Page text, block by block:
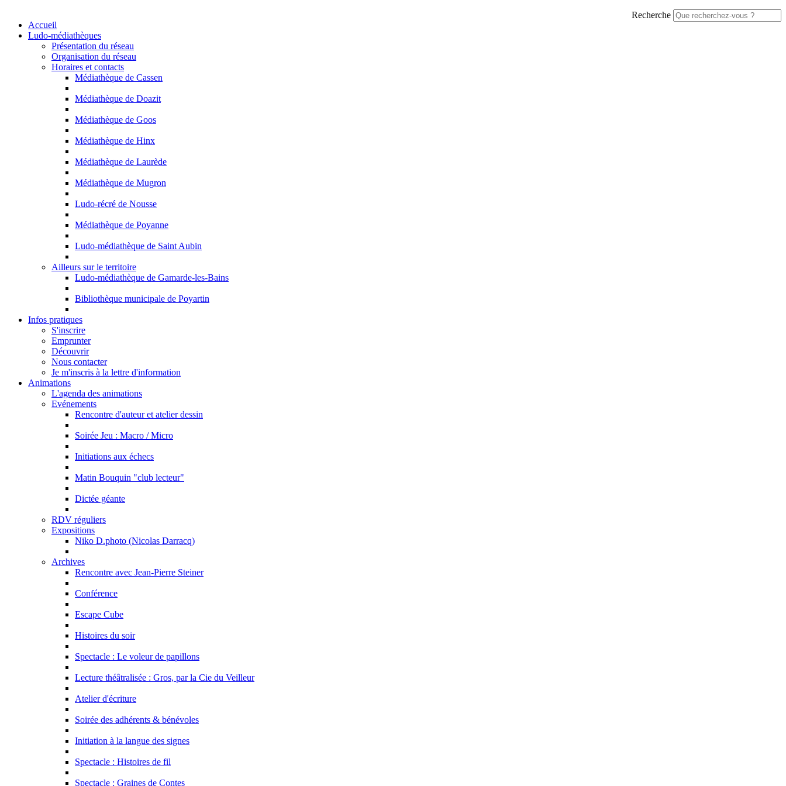
Recherche
Accueil
Ludo-médiathèques
Présentation du réseau
Organisation du réseau
Horaires et contacts
Médiathèque de Cassen
Médiathèque de Doazit
Médiathèque de Goos
Médiathèque de Hinx
Médiathèque de Laurède
Médiathèque de Mugron
Ludo-récré de Nousse
Médiathèque de Poyanne
Ludo-médiathèque de Saint Aubin
Ailleurs sur le territoire
Ludo-médiathèque de Gamarde-les-Bains
Bibliothèque municipale de Poyartin
Infos pratiques
S'inscrire
Emprunter
Découvrir
Nous contacter
Je m'inscris à la lettre d'information
Animations
L'agenda des animations
Evénements
Rencontre d'auteur et atelier dessin
Soirée Jeu : Macro / Micro
Initiations aux échecs
Matin Bouquin "club lecteur"
Dictée géante
RDV réguliers
Expositions
Niko D.photo (Nicolas Darracq)
Archives
Rencontre avec Jean-Pierre Steiner
Conférence
Escape Cube
Histoires du soir
Spectacle : Le voleur de papillons
Lecture théâtralisée : Gros, par la Cie du Veilleur
Atelier d'écriture
Soirée des adhérents & bénévoles
Initiation à la langue des signes
Spectacle : Histoires de fil
Spectacle : Graines de Contes